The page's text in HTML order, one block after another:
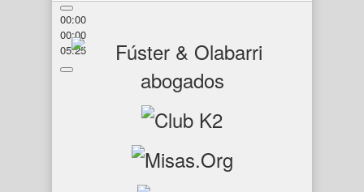
00:00
00:00
05:25